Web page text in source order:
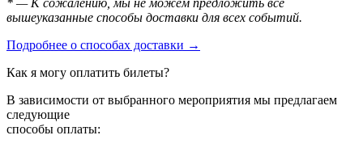
вышеуказанные способы доставки для всех событий.
Подробнее о способах доставки →
Как я могу оплатить билеты?
В зависимости от выбранного мероприятия мы предлагаем
следующие
способы оплаты: